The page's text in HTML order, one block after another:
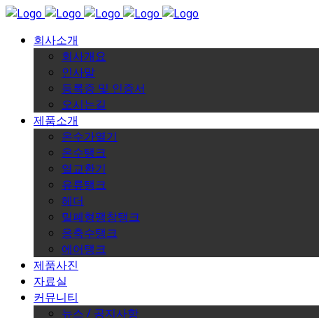
회사소개
회사개요
인사말
등록증 및 인증서
오시는길
제품소개
온수가열기
온수탱크
열교환기
유류탱크
헤더
밀폐형팽창탱크
응축수탱크
에어탱크
제품사진
자료실
커뮤니티
뉴스 / 공지사항